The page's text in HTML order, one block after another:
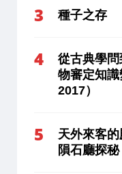
種子之存
從古典學
物審定知
2017）
天外來客
隕石廳探秘